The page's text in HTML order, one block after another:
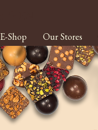
E-Shop Our Stores